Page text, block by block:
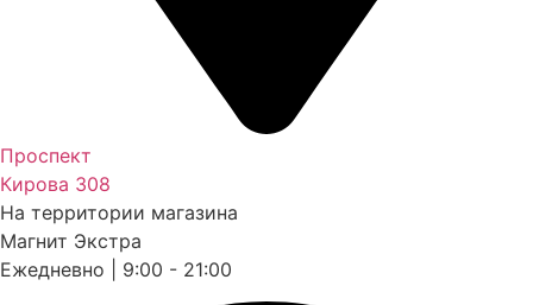
Проспект
Кирова 308
На территории магазина
Магнит Экстра
Ежедневно | 9:00 - 21:00